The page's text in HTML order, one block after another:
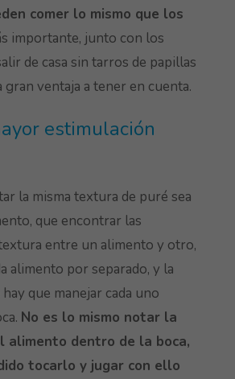
comer lo mismo que los
importante, junto con los
de casa sin tarros de papillas
ventaja a tener en cuenta.
estimulación
la misma textura de puré sea
que encontrar las
entre un alimento y otro,
alimento por separado, y la
que manejar cada uno
No es lo mismo notar la
alimento dentro de la boca,
tocarlo y jugar con ello